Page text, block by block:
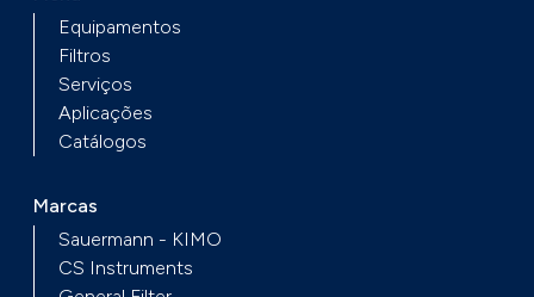
Equipamentos
Filtros
Serviços
Aplicações
Catálogos
Marcas
Sauermann - KIMO
CS Instruments